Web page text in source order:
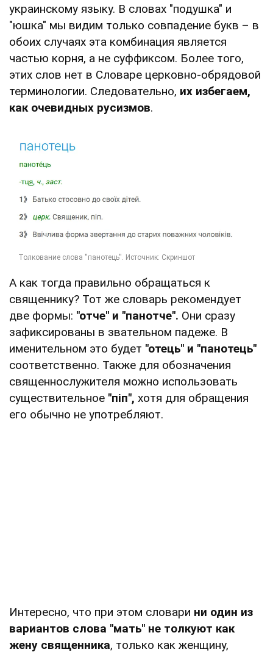
украинскому языку. В словах "подушка" и
"юшка" мы видим только совпадение букв – в
обоих случаях эта комбинация является
частью корня, а не суффиксом. Более того,
этих слов нет в Словаре церковно-обрядовой
терминологии. Следовательно, их избегаем,
как очевидных русизмов.
А как тогда правильно обращаться к
священнику? Тот же словарь рекомендует
две формы: "отче" и "панотче". Они сразу
зафиксированы в звательном падеже. В
именительном это будет "отець" и "панотець"
соответственно. Также для обозначения
священнослужителя можно использовать
существительное "піп", хотя для обращения
его обычно не употребляют.
Интересно, что при этом словари ни один из
вариантов слова "мать" не толкуют как
жену священника, только как женщину,